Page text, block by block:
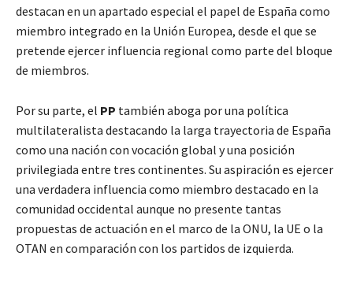
destacan en un apartado especial el papel de España como
miembro integrado en la Unión Europea, desde el que se
pretende ejercer influencia regional como parte del bloque
de miembros.
Por su parte, el PP también aboga por una política
multilateralista destacando la larga trayectoria de España
como una nación con vocación global y una posición
privilegiada entre tres continentes. Su aspiración es ejercer
una verdadera influencia como miembro destacado en la
comunidad occidental aunque no presente tantas
propuestas de actuación en el marco de la ONU, la UE o la
OTAN en comparación con los partidos de izquierda.